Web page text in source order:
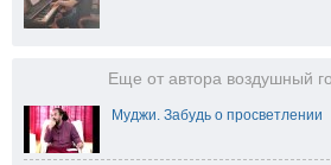
Еще от автора воздушный
Муджи. Забудь о просветлении